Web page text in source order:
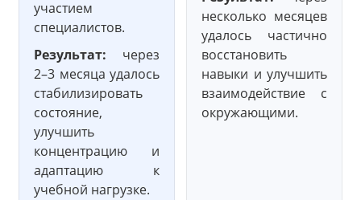
участием
специалистов.
Результат: через
2–3 месяца удалось
стабилизировать
состояние,
улучшить
концентрацию и
адаптацию к
учебной нагрузке.
несколько месяцев
удалось частично
восстановить
навыки и улучшить
взаимодействие с
окружающими.